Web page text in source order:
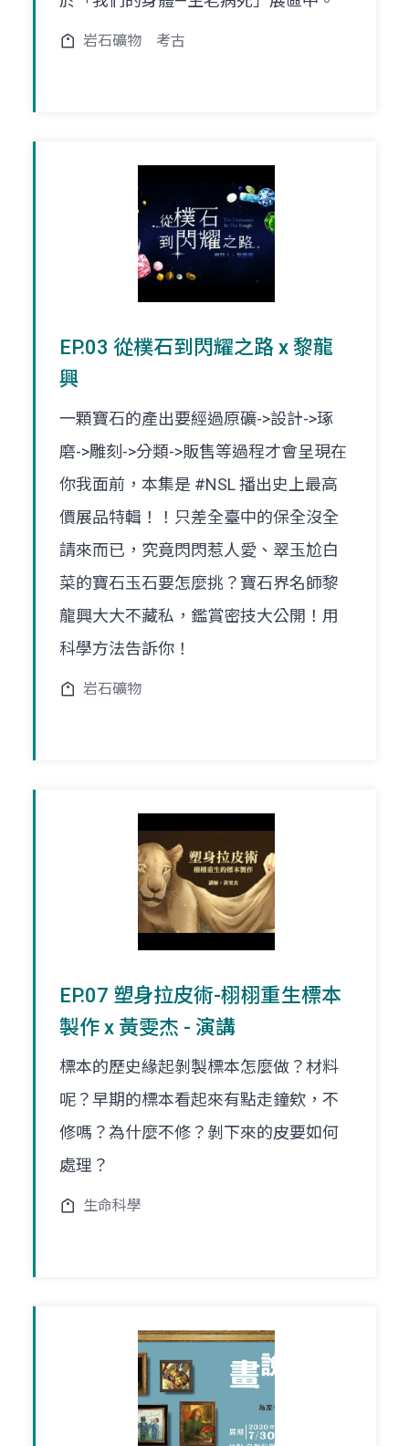
岩石礦物 考古
EP.03 從樸石到閃耀之路 x 黎龍
興
一顆寶石的產出要經過原礦->設計->琢
磨->雕刻->分類->販售等過程才會呈現在
你我面前，本集是 #NSL 播出史上最高
價展品特輯！！只差全臺中的保全沒全
請來而已，究竟閃閃惹人愛、翠玉尬白
菜的寶石玉石要怎麼挑？寶石界名師黎
龍興大大不藏私，鑑賞密技大公開！用
科學方法告訴你！
岩石礦物
EP.07 塑身拉皮術-栩栩重生標本
製作 x 黃雯杰 - 演講
標本的歷史緣起剝製標本怎麼做？材料
呢？早期的標本看起來有點走鐘欸，不
修嗎？為什麼不修？剝下來的皮要如何
處理？
生命科學